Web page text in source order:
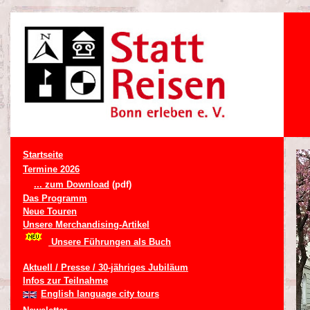
Startseite
Termine 2026
... zum Download (pdf)
Das Programm
Neue Touren
Unsere Merchandising-Artikel
Unsere Führungen als Buch
Aktuell / Presse / 30-jähriges Jubiläum
Infos zur Teilnahme
English language city tours